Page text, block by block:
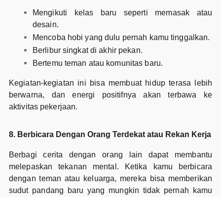
Mengikuti kelas baru seperti memasak atau
desain.
Mencoba hobi yang dulu pernah kamu tinggalkan.
Berlibur singkat di akhir pekan.
Bertemu teman atau komunitas baru.
Kegiatan-kegiatan ini bisa membuat hidup terasa lebih
berwarna, dan energi positifnya akan terbawa ke
aktivitas pekerjaan.
8. Berbicara Dengan Orang Terdekat atau Rekan Kerja
Berbagi cerita dengan orang lain dapat membantu
melepaskan tekanan mental. Ketika kamu berbicara
dengan teman atau keluarga, mereka bisa memberikan
sudut pandang baru yang mungkin tidak pernah kamu